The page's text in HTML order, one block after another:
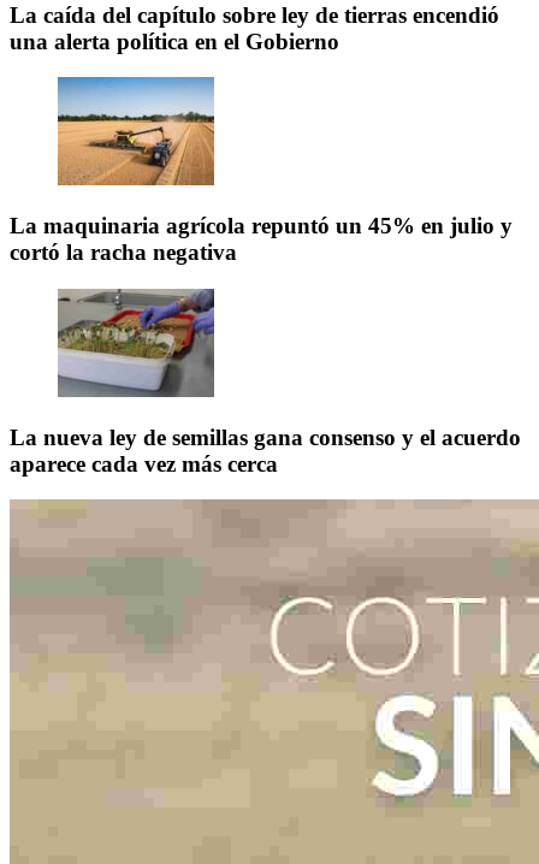
La caída del capítulo sobre ley de tierras encendió
una alerta política en el Gobierno
La maquinaria agrícola repuntó un 45% en julio y
cortó la racha negativa
La nueva ley de semillas gana consenso y el acuerdo
aparece cada vez más cerca